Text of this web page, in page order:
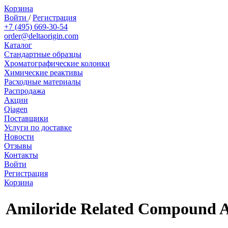
Корзина
Войти /Регистрация
+7 (495) 669-30-54
order@deltaorigin.com
Каталог
Стандартные образцы
Хроматографические колонки
Химические реактивы
Расходные материалы
Распродажа
Акции
Qiagen
Поставщики
Услуги по доставке
Новости
Отзывы
Контакты
Войти
Регистрация
Корзина
Amiloride Related Compound